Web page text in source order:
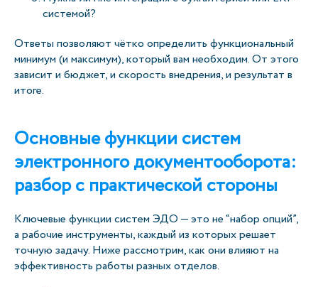
системой?
Ответы позволяют чётко определить функциональный
минимум (и максимум), который вам необходим. От этого
зависит и бюджет, и скорость внедрения, и результат в
итоге.
Основные функции систем
электронного документооборота:
разбор с практической стороны
Ключевые функции систем ЭДО — это не “набор опций”,
а рабочие инструменты, каждый из которых решает
точную задачу. Ниже рассмотрим, как они влияют на
эффективность работы разных отделов.